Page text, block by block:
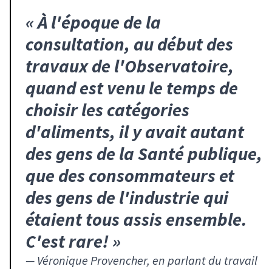
«À l'époque de la
consultation, au début des
travaux de l'Observatoire,
quand est venu le temps de
choisir les catégories
d'aliments, il y avait autant
des gens de la Santé publique,
que des consommateurs et
des gens de l'industrie qui
étaient tous assis ensemble.
C'est rare!»
— Véronique Provencher, en parlant du travail